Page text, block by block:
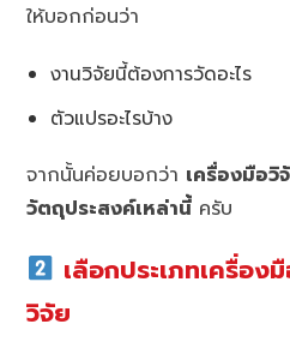
ให้บอกก่อนว่า
งานวิจัยนี้ต้องการวัดอะไร
ตัวแปรอะไรบ้าง
จากนั้นค่อยบอกว่า เครื่องมือวิ
วัตถุประสงค์เหล่านี้ ครับ
เลือกประเภทเครื่อง
วิจัย